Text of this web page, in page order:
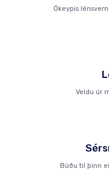
Ókeypis
Veldu úr
Búðu til þinn